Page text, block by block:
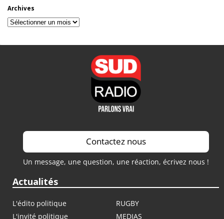
Archives
Archives
Contactez nous
Un message, une question, une réaction, écrivez nous !
Actualités
L'édito politique
RUGBY
L'invité politique
MEDIAS